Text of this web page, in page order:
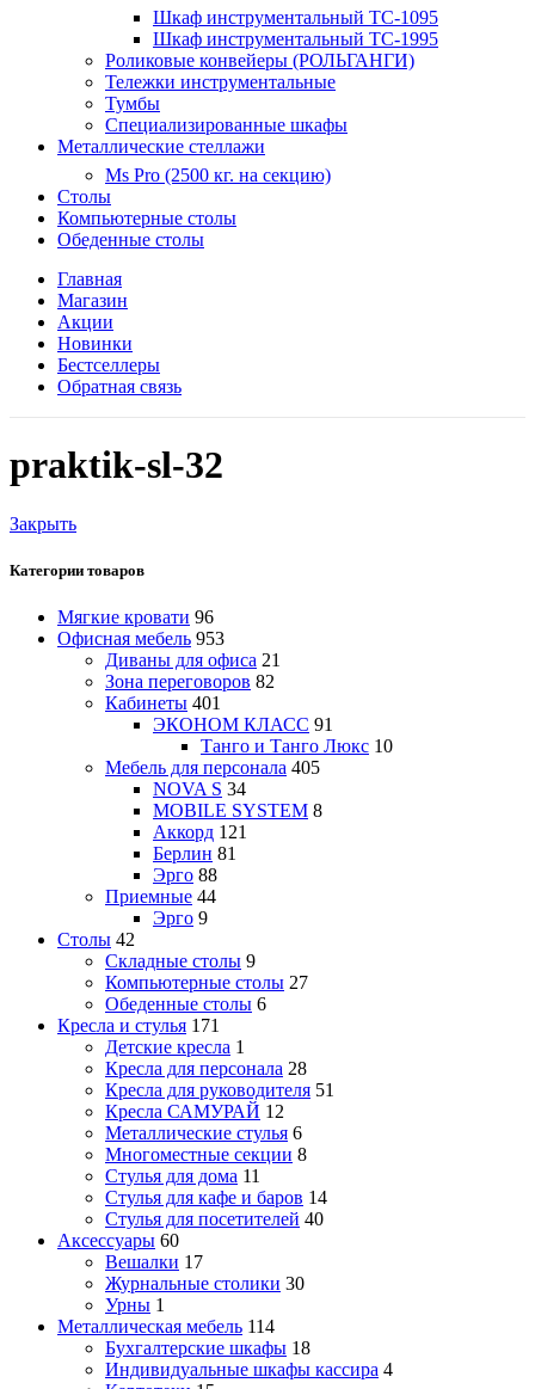
Шкаф инструментальный TC-1095
Шкаф инструментальный TC-1995
Роликовые конвейеры (РОЛЬГАНГИ)
Тележки инструментальные
Тумбы
Специализированные шкафы
Металлические стеллажи
Ms Pro (2500 кг. на секцию)
Столы
Компьютерные столы
Обеденные столы
Главная
Магазин
Акции
Новинки
Бестселлеры
Обратная связь
praktik-sl-32
Закрыть
Категории товаров
Мягкие кровати 96
Офисная мебель 953
Диваны для офиса 21
Зона переговоров 82
Кабинеты 401
ЭКОНОМ КЛАСС 91
Танго и Танго Люкс 10
Мебель для персонала 405
NOVA S 34
MOBILE SYSTEM 8
Аккорд 121
Берлин 81
Эрго 88
Приемные 44
Эрго 9
Столы 42
Складные столы 9
Компьютерные столы 27
Обеденные столы 6
Кресла и стулья 171
Детские кресла 1
Кресла для персонала 28
Кресла для руководителя 51
Кресла САМУРАЙ 12
Металлические стулья 6
Многоместные секции 8
Стулья для дома 11
Стулья для кафе и баров 14
Стулья для посетителей 40
Аксессуары 60
Вешалки 17
Журнальные столики 30
Урны 1
Металлическая мебель 114
Бухгалтерские шкафы 18
Индивидуальные шкафы кассира 4